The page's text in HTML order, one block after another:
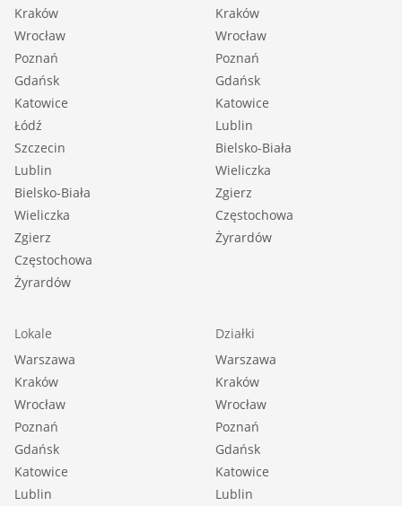
Kraków
Wrocław
Poznań
Gdańsk
Katowice
Łódź
Szczecin
Lublin
Bielsko-Biała
Wieliczka
Zgierz
Częstochowa
Żyrardów
Kraków
Wrocław
Poznań
Gdańsk
Katowice
Lublin
Bielsko-Biała
Wieliczka
Zgierz
Częstochowa
Żyrardów
Lokale
Warszawa
Kraków
Wrocław
Poznań
Gdańsk
Katowice
Lublin
Działki
Warszawa
Kraków
Wrocław
Poznań
Gdańsk
Katowice
Lublin